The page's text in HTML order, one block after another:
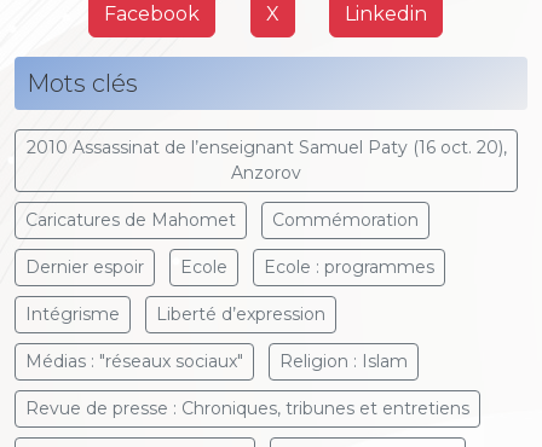
Facebook X Linkedin
Mots clés
2010 Assassinat de l’enseignant Samuel Paty (16 oct. 20),
Anzorov
Caricatures de Mahomet Commémoration
Dernier espoir Ecole Ecole : programmes
Intégrisme Liberté d’expression
Médias : "réseaux sociaux" Religion : Islam
Revue de presse : Chroniques, tribunes et entretiens